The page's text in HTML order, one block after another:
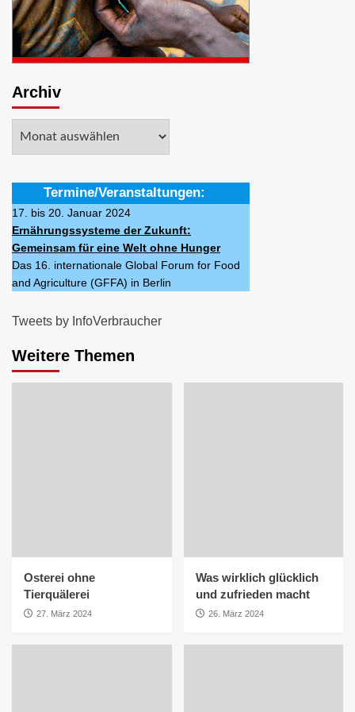
Archiv
Termine/Veranstaltungen:
17. bis 20. Januar 2024
Ernährungssysteme der Zukunft:
Gemeinsam für eine Welt ohne Hunger
Das 16. internationale Global Forum for Food
and Agriculture (GFFA) in Berlin
Tweets by InfoVerbraucher
Weitere Themen
Osterei ohne
Tierquälerei
27. März 2024
Was wirklich glücklich
und zufrieden macht
26. März 2024